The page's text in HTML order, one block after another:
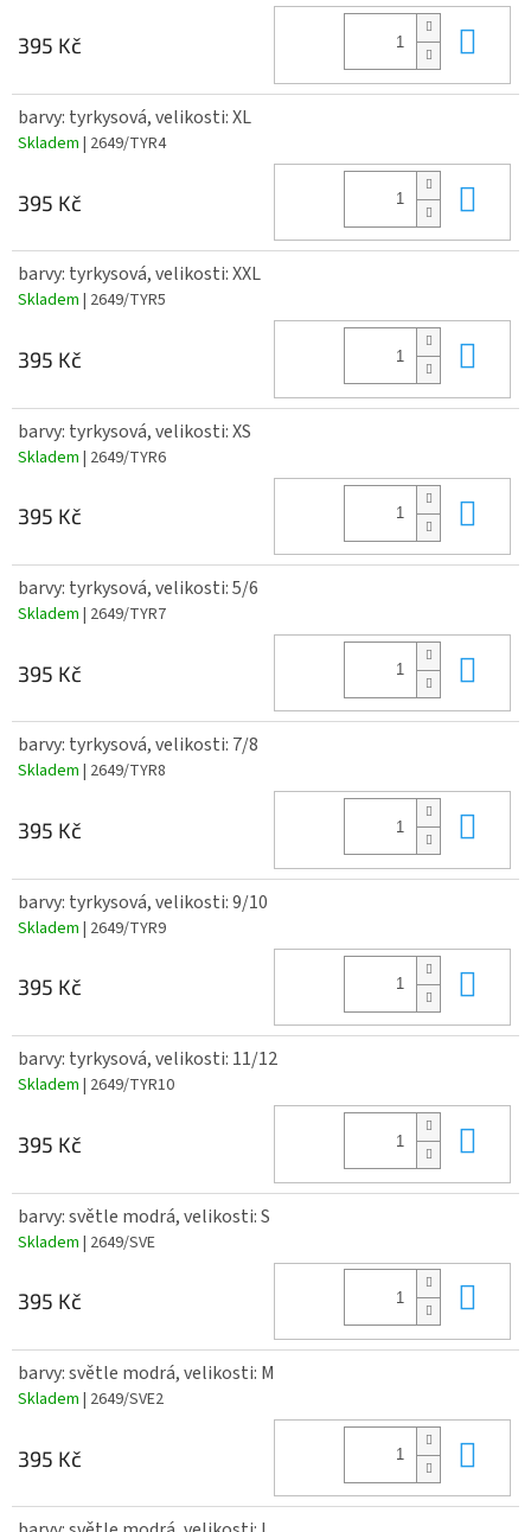
395 Kč
barvy: tyrkysová, velikosti: XL
Skladem | 2649/TYR4
395 Kč
barvy: tyrkysová, velikosti: XXL
Skladem | 2649/TYR5
395 Kč
barvy: tyrkysová, velikosti: XS
Skladem | 2649/TYR6
395 Kč
barvy: tyrkysová, velikosti: 5/6
Skladem | 2649/TYR7
395 Kč
barvy: tyrkysová, velikosti: 7/8
Skladem | 2649/TYR8
395 Kč
barvy: tyrkysová, velikosti: 9/10
Skladem | 2649/TYR9
395 Kč
barvy: tyrkysová, velikosti: 11/12
Skladem | 2649/TYR10
395 Kč
barvy: světle modrá, velikosti: S
Skladem | 2649/SVE
395 Kč
barvy: světle modrá, velikosti: M
Skladem | 2649/SVE2
395 Kč